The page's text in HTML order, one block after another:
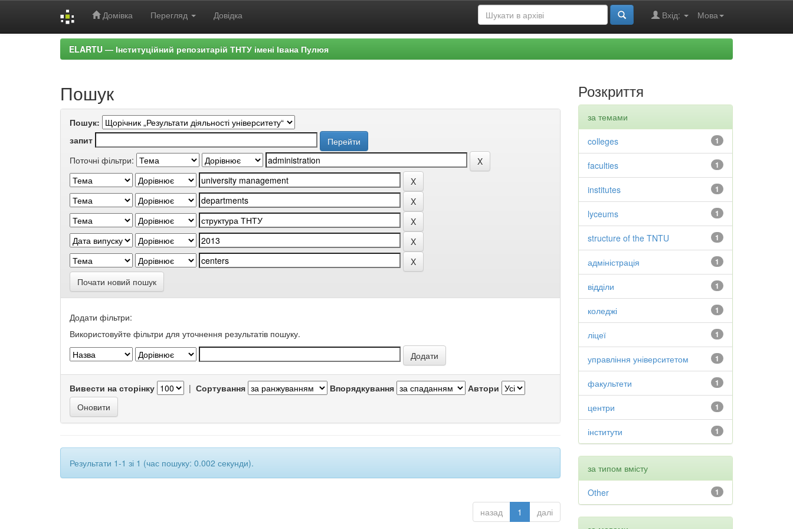
Домівка Перегляд Довідка Мова
Вхід:
ELARTU — Інституційний репозитарій ТНТУ імені Івана Пулюя
Пошук
Пошук:
запит
Поточні фільтри:
Почати новий пошук
Додати фільтри:
Використовуйте фільтри для уточнення результатів пошуку.
Вивести на сторінку | Сортування Впорядкування Автори
Результати 1-1 зі 1 (час пошуку: 0.002 секунди).
назад 1 далі
Розкриття
за темами
1
colleges
1
faculties
1
institutes
1
lyceums
1
structure of the TNTU
1
адміністрація
1
відділи
1
коледжі
1
ліцеї
1
управління університетом
1
факультети
1
центри
1
інститути
за типом вмісту
1
Other